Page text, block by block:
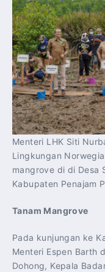
Menteri LHK Siti
Lingkungan
mangrove di di Desa
Kabupaten Penajam
Tanam Mangrove
Pada kunjungan ke
Menteri Espen Barth
Dohong, Kepala